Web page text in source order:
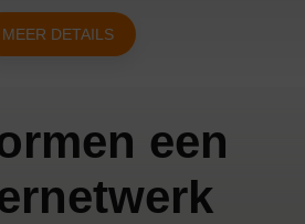
MEER DETAILS
een